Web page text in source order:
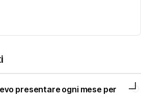
presentare ogni mese per